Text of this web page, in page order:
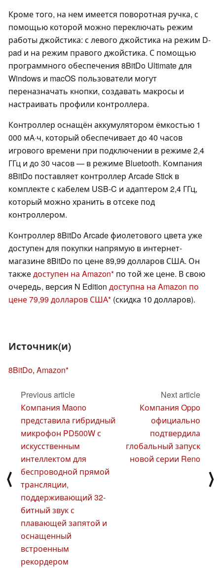
Кроме того, на нем имеется поворотная ручка, с
помощью которой можно переключать режим
работы джойстика: с левого джойстика на режим D-
pad и на режим правого джойстика. С помощью
программного обеспечения 8BitDo Ultimate для
Windows и macOS пользователи могут
переназначать кнопки, создавать макросы и
настраивать профили контроллера.
Контроллер оснащён аккумулятором ёмкостью 1
000 мА·ч, который обеспечивает до 40 часов
игрового времени при подключении в режиме 2,4
ГГц и до 30 часов — в режиме Bluetooth. Компания
8BitDo поставляет контроллер Arcade Stick в
комплекте с кабелем USB-C и адаптером 2,4 ГГц,
который можно хранить в отсеке под
контроллером.
Контроллер 8BitDo Arcade фиолетового цвета уже
доступен для покупки напрямую в интернет-
магазине 8BitDo по цене 89,99 долларов США. Он
такжедоступен на Amazon по той же цене. В свою
очередь, версия N Edition доступна на Amazon по
цене 79,99 долларов США (скидка 10 долларов).
Источник(и)
8BitDo, Amazon
⟨
Previous article
Компания Maono
представила гибридный
микрофон PD500W с
искусственным
интеллектом для
беспроводной прямой
трансляции,
поддерживающий 32-
битный звук с
плавающей запятой и
оснащенный
встроенным
рекордером
Next article
Компания Oppo
официально
подтвердила
глобальный запуск
новой серии Reno
⟩